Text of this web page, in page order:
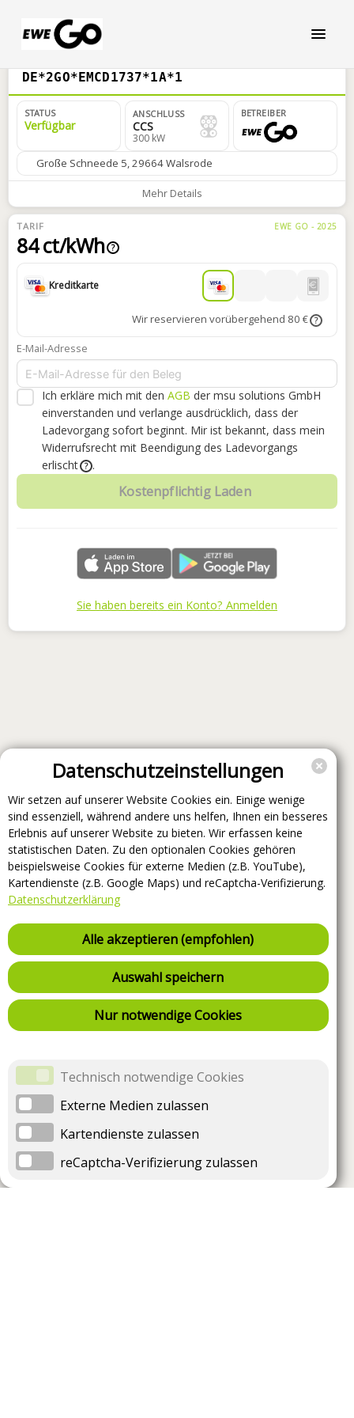
DE*2GO*EMCD1737*1A*1
STATUS
Verfügbar
ANSCHLUSS
CCS
300 kW
BETREIBER
Große Schneede 5, 29664 Walsrode
Mehr Details
TARIF EWE GO - 2025
84 ct/kWh ?
Kreditkarte
Wir reservieren vorübergehend 80 € ?
E-Mail-Adresse
Ich erkläre mich mit den AGB der msu solutions GmbH
einverstanden und verlange ausdrücklich, dass der
Ladevorgang sofort beginnt. Mir ist bekannt, dass mein
Widerrufsrecht mit Beendigung des Ladevorgangs
erlischt
? .
Kostenpflichtig Laden
Sie haben bereits ein Konto? Anmelden
Datenschutzeinstellungen
Wir setzen auf unserer Website Cookies ein. Einige wenige
sind essenziell, während andere uns helfen, Ihnen ein besseres
Erlebnis auf unserer Website zu bieten. Wir erfassen keine
statistischen Daten. Zu den optionalen Cookies gehören
beispielsweise Cookies für externe Medien (z.B. YouTube),
Kartendienste (z.B. Google Maps) und reCaptcha-Verifizierung.
Datenschutzerklärung
Alle akzeptieren (empfohlen)
Auswahl speichern
Nur notwendige Cookies
Technisch notwendige Cookies
Externe Medien zulassen
Kartendienste zulassen
reCaptcha-Verifizierung zulassen